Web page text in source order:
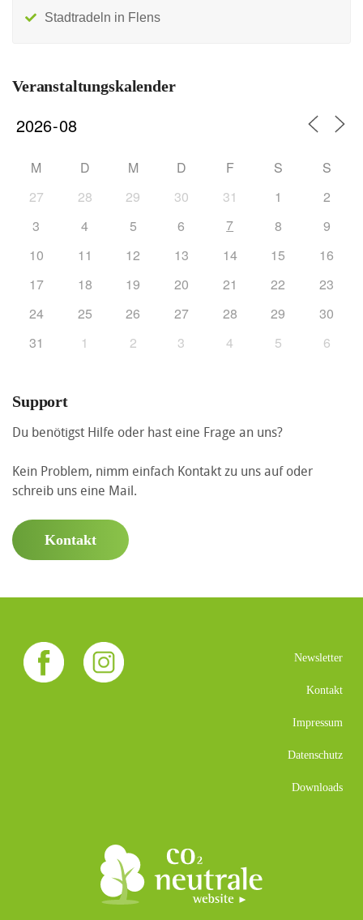
Stadtradeln in Flens
Veranstaltungskalender
M D M D F S
S
27
28 29 30 31 1
2
3
4 5 6 7 8
9
10
11 12 13 14 15
16
17
18 19 20 21 22
23
24
25 26 27 28 29
30
31
1 2 3 4 5 6
Support
Du benötigst Hilfe oder hast eine Frage an uns?
Kein Problem, nimm einfach Kontakt zu uns auf oder
schreib uns eine Mail.
Kontakt
Newsletter
Kontakt
Impressum
Datenschutz
Downloads